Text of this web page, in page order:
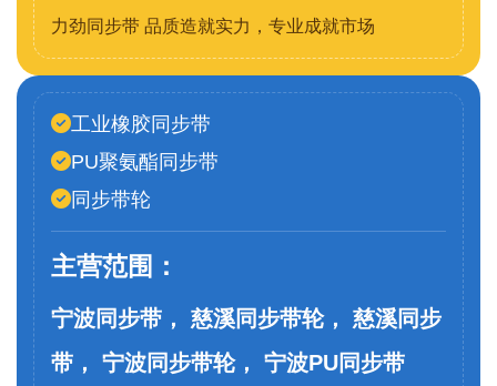
力劲同步带 品质造就实力，专业成就市场
工业橡胶同步带
PU聚氨酯同步带
同步带轮
主营范围：
宁波同步带， 慈溪同步带轮， 慈溪同步
带， 宁波同步带轮， 宁波PU同步带